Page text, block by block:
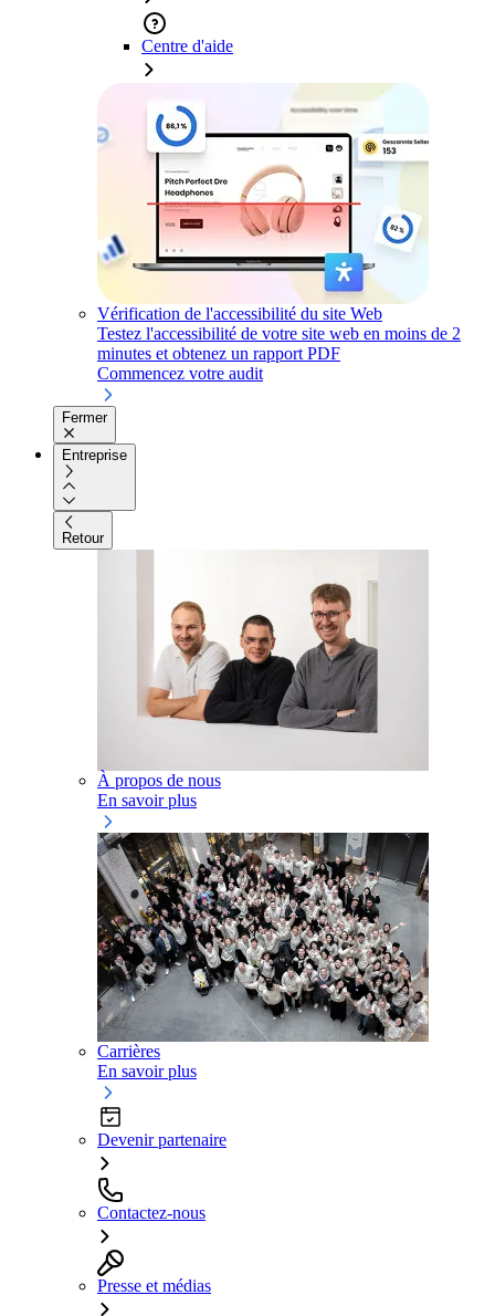
Centre d'aide
Vérification de l'accessibilité du site Web
Testez l'accessibilité de votre site web en moins de 2
minutes et obtenez un rapport PDF
Commencez votre audit
Fermer
Entreprise
Retour
À propos de nous
En savoir plus
Carrières
En savoir plus
Devenir partenaire
Contactez-nous
Presse et médias